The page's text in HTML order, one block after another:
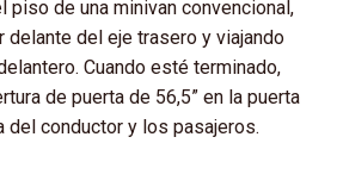
piso de una minivan convencional,
delante del eje trasero y viajando
Cuando esté terminado,
de puerta de 56,5” en la puerta
del conductor y los pasajeros.